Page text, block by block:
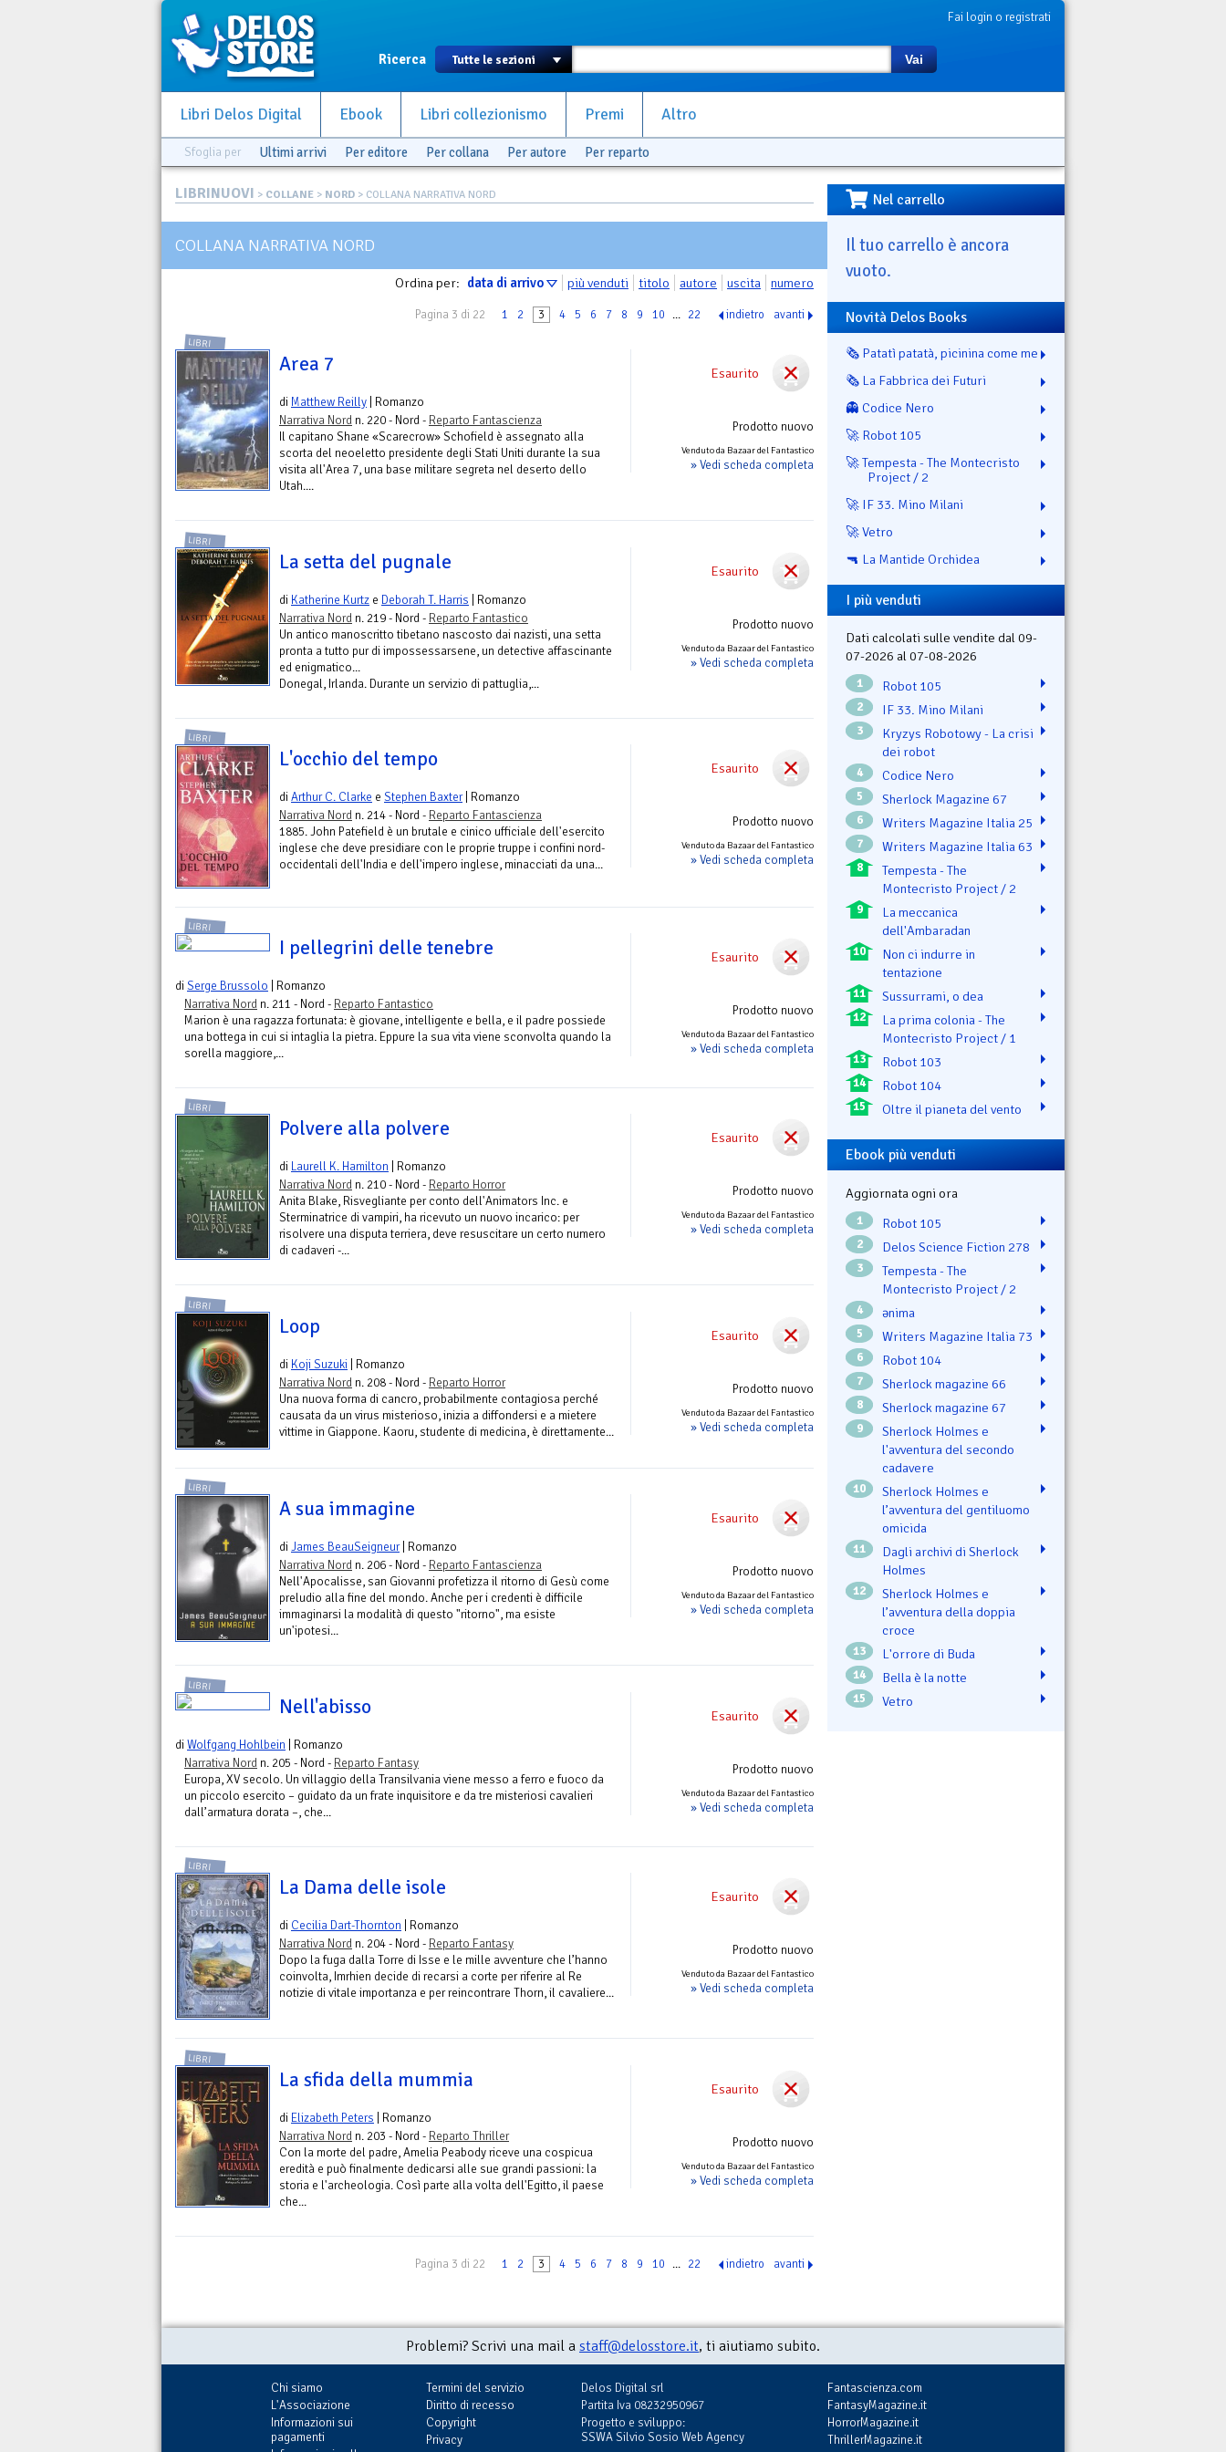
Fai login o registrati
Ricerca Vai
Libri Delos Digital Ebook Libri collezionismo Premi Altro
Sfoglia per Ultimi arrivi Per editore Per collana Per autore Per reparto
LIBRINUOVI > COLLANE > NORD > COLLANA NARRATIVA NORD
COLLANA NARRATIVA NORD
Ordina per: data di arrivo più venduti titolo autore uscita numero
Pagina 3 di 22 1 2 3 4 5 6 7 8 9 10 ... 22 indietro avanti
Esaurito
Prodotto nuovo
Venduto da Bazaar del Fantastico
» Vedi scheda completa
LIBRI
Area 7
di Matthew Reilly | Romanzo
Narrativa Nord n. 220 - Nord - Reparto Fantascienza
Il capitano Shane «Scarecrow» Schofield è assegnato alla
scorta del neoeletto presidente degli Stati Uniti durante la sua
visita all'Area 7, una base militare segreta nel deserto dello
Utah....
Esaurito
Prodotto nuovo
Venduto da Bazaar del Fantastico
» Vedi scheda completa
LIBRI
La setta del pugnale
di Katherine Kurtz e Deborah T. Harris | Romanzo
Narrativa Nord n. 219 - Nord - Reparto Fantastico
Un antico manoscritto tibetano nascosto dai nazisti, una setta
pronta a tutto pur di impossessarsene, un detective affascinante
ed enigmatico...
Donegal, Irlanda. Durante un servizio di pattuglia,...
Esaurito
Prodotto nuovo
Venduto da Bazaar del Fantastico
» Vedi scheda completa
LIBRI
L'occhio del tempo
diArthur C. Clarke e Stephen Baxter| Romanzo
Narrativa Nord n. 214 - Nord - Reparto Fantascienza
1885. John Patefield è un brutale e cinico ufficiale dell'esercito
inglese che deve presidiare con le proprie truppe i confini nord-
occidentali dell'India e dell'impero inglese, minacciati da una...
Esaurito
Prodotto nuovo
Venduto da Bazaar del Fantastico
» Vedi scheda completa
LIBRI
I pellegrini delle tenebre
diSerge Brussolo | Romanzo
Narrativa Nord n. 211 - Nord - Reparto Fantastico
Marion è una ragazza fortunata: è giovane, intelligente e bella, e il padre possiede
una bottega in cui si intaglia la pietra. Eppure la sua vita viene sconvolta quando la
sorella maggiore,...
Esaurito
Prodotto nuovo
Venduto da Bazaar del Fantastico
» Vedi scheda completa
LIBRI
Polvere alla polvere
di Laurell K. Hamilton | Romanzo
Narrativa Nord n. 210 - Nord - Reparto Horror
Anita Blake, Risvegliante per conto dell'Animators Inc. e
Sterminatrice di vampiri, ha ricevuto un nuovo incarico: per
risolvere una disputa terriera, deve resuscitare un certo numero
di cadaveri -...
Esaurito
Prodotto nuovo
Venduto da Bazaar del Fantastico
» Vedi scheda completa
LIBRI
Loop
di Koji Suzuki | Romanzo
Narrativa Nord n. 208 - Nord - Reparto Horror
Una nuova forma di cancro, probabilmente contagiosa perché
causata da un virus misterioso, inizia a diffondersi e a mietere
vittime in Giappone. Kaoru, studente di medicina, è direttamente...
Esaurito
Prodotto nuovo
Venduto da Bazaar del Fantastico
» Vedi scheda completa
LIBRI
A sua immagine
diJames BeauSeigneur| Romanzo
Narrativa Nord n. 206 - Nord - Reparto Fantascienza
Nell'Apocalisse, san Giovanni profetizza il ritorno di Gesù come
preludio alla fine del mondo. Anche per i credenti è difficile
immaginarsi la modalità di questo "ritorno", ma esiste
un'ipotesi...
Esaurito
Prodotto nuovo
Venduto da Bazaar del Fantastico
» Vedi scheda completa
LIBRI
Nell'abisso
diWolfgang Hohlbein | Romanzo
Narrativa Nord n. 205 - Nord - Reparto Fantasy
Europa, XV secolo. Un villaggio della Transilvania viene messo a ferro e fuoco da
un piccolo esercito – guidato da un frate inquisitore e da tre misteriosi cavalieri
dall’armatura dorata –, che...
Esaurito
Prodotto nuovo
Venduto da Bazaar del Fantastico
» Vedi scheda completa
LIBRI
La Dama delle isole
di Cecilia Dart-Thornton | Romanzo
Narrativa Nord n. 204 - Nord - Reparto Fantasy
Dopo la fuga dalla Torre di Isse e le mille avventure che l’hanno
coinvolta, Imrhien decide di recarsi a corte per riferire al Re
notizie di vitale importanza e per reincontrare Thorn, il cavaliere...
Esaurito
Prodotto nuovo
Venduto da Bazaar del Fantastico
» Vedi scheda completa
LIBRI
La sfida della mummia
di Elizabeth Peters | Romanzo
Narrativa Nord n. 203 - Nord - Reparto Thriller
Con la morte del padre, Amelia Peabody riceve una cospicua
eredità e può finalmente dedicarsi alle sue grandi passioni: la
storia e l'archeologia. Così parte alla volta dell'Egitto, il paese
che...
Pagina 3 di 22 1 2 3 4 5 6 7 8 9 10 ... 22 indietro avanti
Nel carrello
Il tuo carrello è ancora
vuoto.
Novità Delos Books
🗞️ Patatì patatà, picinina come me
🗞️ La Fabbrica dei Futuri
👻 Codice Nero
🚀 Robot 105
🚀 Tempesta - The Montecristo
Project / 2
🚀 IF 33. Mino Milani
🚀 Vetro
🔫 La Mantide Orchidea
I più venduti
Dati calcolati sulle vendite dal 09-
07-2026 al 07-08-2026
1 Robot 105
2 IF 33. Mino Milani
3
Kryzys Robotowy - La crisi
dei robot
4 Codice Nero
5 Sherlock Magazine 67
6 Writers Magazine Italia 25
7 Writers Magazine Italia 63
8
Tempesta - The
Montecristo Project / 2
9
La meccanica
dell'Ambaradan
10
Non ci indurre in
tentazione
11 Sussurrami, o dea
12
La prima colonia - The
Montecristo Project / 1
13 Robot 103
14 Robot 104
15 Oltre il pianeta del vento
Ebook più venduti
Aggiornata ogni ora
1 Robot 105
2 Delos Science Fiction 278
3
Tempesta - The
Montecristo Project / 2
4 ənima
5 Writers Magazine Italia 73
6 Robot 104
7 Sherlock magazine 66
8 Sherlock magazine 67
9
Sherlock Holmes e
l'avventura del secondo
cadavere
10
Sherlock Holmes e
l’avventura del gentiluomo
omicida
11
Dagli archivi di Sherlock
Holmes
12
Sherlock Holmes e
l’avventura della doppia
croce
13 L'orrore di Buda
14 Bella è la notte
15 Vetro
Problemi? Scrivi una mail a staff@delosstore.it, ti aiutiamo subito.
Chi siamo
L'Associazione
Informazioni sui
pagamenti
Termini del servizio
Diritto di recesso
Copyright
Privacy
Delos Digital srl
Partita Iva 08232950967
Progetto e sviluppo:
SSWA Silvio Sosio Web Agency
Fantascienza.com
FantasyMagazine.it
HorrorMagazine.it
ThrillerMagazine.it